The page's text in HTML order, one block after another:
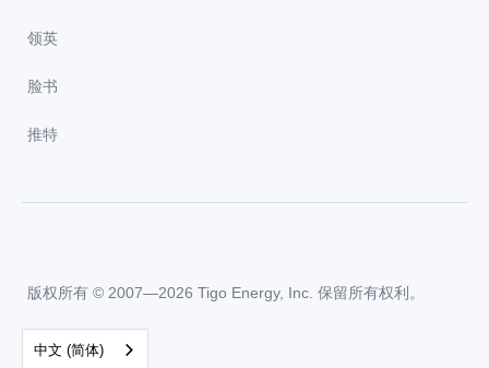
领英
脸书
推特
版权所有 © 2007—2026 Tigo Energy, Inc. 保留所有权利。
中文 (简体)